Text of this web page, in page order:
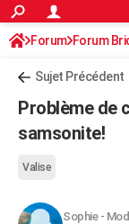
ACTUALITÉS
Politique
Société
Faits Divers
Education
Monde
Villes
+
Programme TV
Sorties cinéma
FINANCE
Retraite
Impôts
Epargne
Immobilier
Risques naturels par
Banque
Assurance
Crédit
AUTO
Essais
Réserver un essai
Citadines
Berlines
SUV
Forum auto
HIGH-TECH
Forum Forum
Sujet Précédent
Problème de
samsonite!
Valise
Sophie-